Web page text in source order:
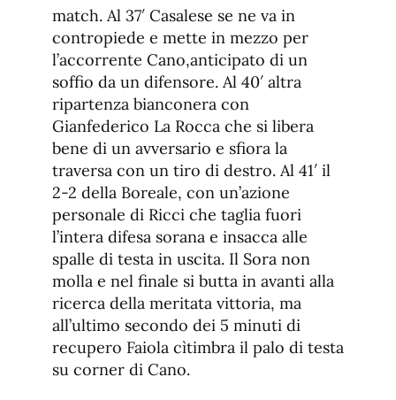
match. Al 37′ Casalese se ne va in
contropiede e mette in mezzo per
l’accorrente Cano,anticipato di un
soffio da un difensore. Al 40′ altra
ripartenza bianconera con
Gianfederico La Rocca che si libera
bene di un avversario e sfiora la
traversa con un tiro di destro. Al 41′ il
2-2 della Boreale, con un’azione
personale di Ricci che taglia fuori
l’intera difesa sorana e insacca alle
spalle di testa in uscita. Il Sora non
molla e nel finale si butta in avanti alla
ricerca della meritata vittoria, ma
all’ultimo secondo dei 5 minuti di
recupero Faiola cìtimbra il palo di testa
su corner di Cano.